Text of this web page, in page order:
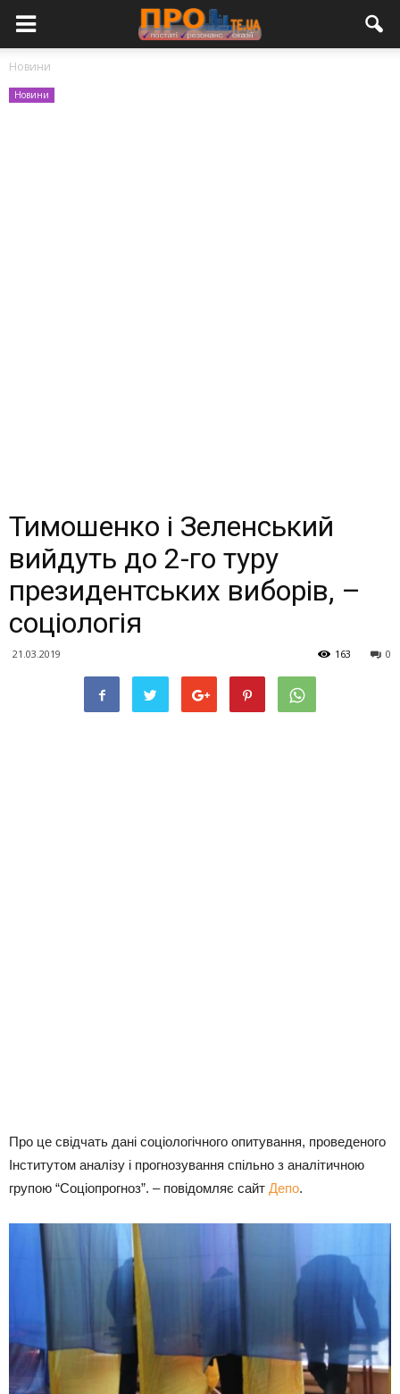
Новини
Новини
Тимошенко і Зеленський
вийдуть до 2-го туру
президентських виборів, –
соціологія
21.03.2019 0
163
Про це свідчать дані соціологічного опитування, проведеного
Інститутом аналізу і прогнозування спільно з аналітичною
групою “Соціопрогноз”. – повідомляє сайт Депо.